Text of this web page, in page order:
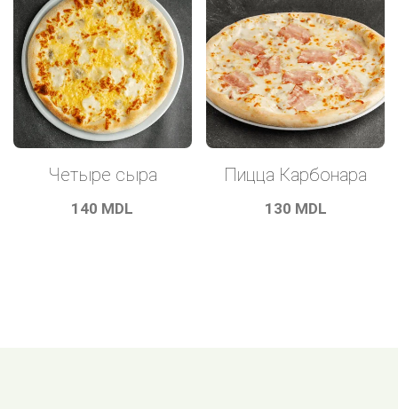
Четыре сыра
140 MDL
Пицца Карбонара
130 MDL